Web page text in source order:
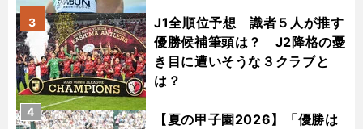
J1全順位予想 識者５人が推す
優勝候補筆頭は？ J2降格の憂
き目に遭いそうな３クラブと
は？
3
【夏の甲子園2026】「優勝は
4